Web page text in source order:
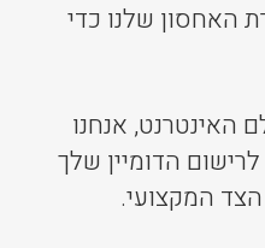
האחסון שלנו כדי
האינטרנט, אנחנו
הדומיין שלך
המקצועי.